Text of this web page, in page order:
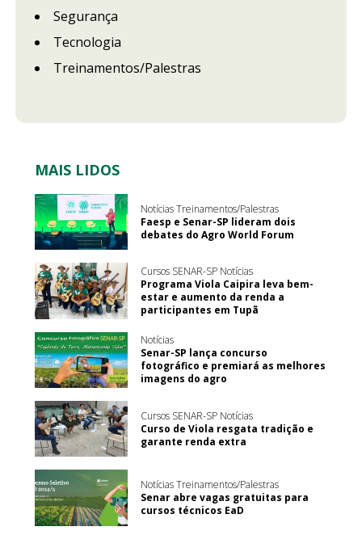
Segurança
Tecnologia
Treinamentos/Palestras
MAIS LIDOS
Notícias Treinamentos/Palestras
Faesp e Senar-SP lideram dois
debates do Agro World Forum
Cursos SENAR-SP Notícias
Programa Viola Caipira leva bem-
estar e aumento da renda a
participantes em Tupã
Notícias
Senar-SP lança concurso
fotográfico e premiará as melhores
imagens do agro
Cursos SENAR-SP Notícias
Curso de Viola resgata tradição e
garante renda extra
Notícias Treinamentos/Palestras
Senar abre vagas gratuitas para
cursos técnicos EaD